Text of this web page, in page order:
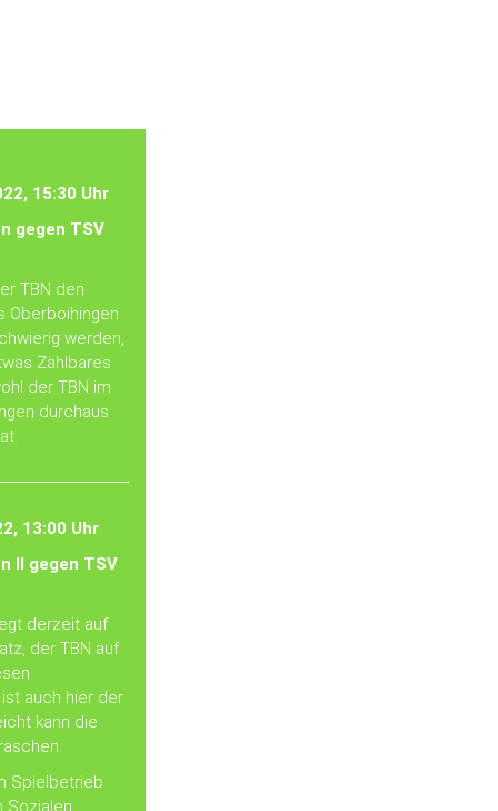
15:30 Uhr
gegen TSV
TBN den
Oberboihingen
werden,
Zählbares
der TBN im
durchaus
13:00 Uhr
II gegen TSV
derzeit auf
der TBN auf
auch hier der
kann die
Spielbetrieb
Sozialen